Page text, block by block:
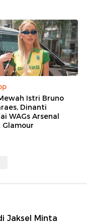
Istri Bruno
Dinanti
WAGs Arsenal
Glamour
Jaksel Minta